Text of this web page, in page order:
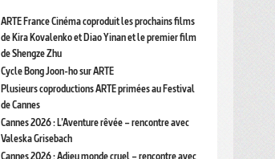
ARTE France Cinéma coproduit les prochains films
de Kira Kovalenko et Diao Yinan et le premier film
de Shengze Zhu
Cycle Bong Joon-ho sur ARTE
Plusieurs coproductions ARTE primées au Festival
de Cannes
Cannes 2026 : L’Aventure rêvée – rencontre avec
Valeska Grisebach